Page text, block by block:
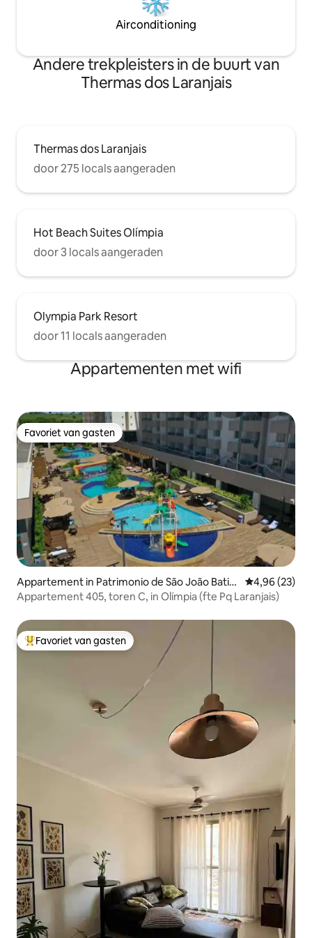
Airconditioning
Andere trekpleisters in de buurt van
Thermas dos Laranjais
Thermas dos Laranjais
door 275 locals aangeraden
Hot Beach Suites Olímpia
door 3 locals aangeraden
Olympia Park Resort
door 11 locals aangeraden
Appartementen met wifi
Favoriet van gasten
Favoriet van gasten
Appartement in Patrimonio de São João Batist
a
Gemiddelde
4,96 (23)
Appartement 405, toren C, in Olímpia (fte Pq Laranjais)
Topfavoriet van gasten
Favoriet van gasten